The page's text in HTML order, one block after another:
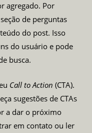
agregado. Por
de perguntas
do post. Isso
do usuário e pode
busca.
Call to Action (CTA).
sugestões de CTAs
a dar o próximo
em contato ou ler